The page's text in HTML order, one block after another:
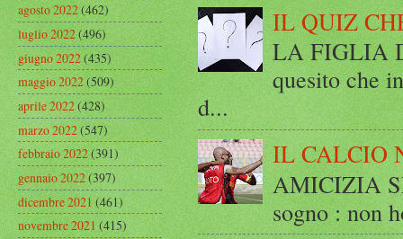
IL QUIZ
LA FIGLIA
quesito che
d...
IL CALCIO
AMICIZIA
sogno : non
agosto 2022(462)
luglio 2022(496)
giugno 2022(435)
maggio 2022(509)
aprile 2022(428)
marzo 2022(547)
febbraio 2022(391)
gennaio 2022(397)
dicembre 2021(461)
novembre 2021(415)